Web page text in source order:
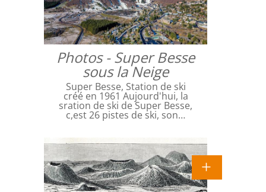
Photos - Super Besse
sous la Neige
Super Besse, Station de ski
créé en 1961 Aujourd'hui, la
sration de ski de Super Besse,
c,est 26 pistes de ski, son…